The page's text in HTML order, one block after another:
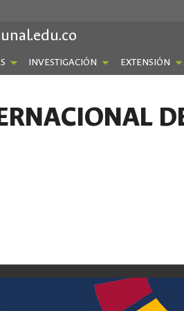
INVESTIGACIÓN EXTENSIÓN